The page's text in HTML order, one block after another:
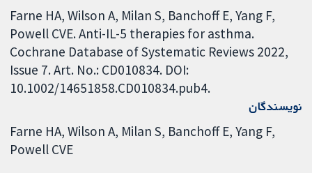
Farne HA, Wilson A, Milan S, Banchoff E, Yang F,
Powell CVE. Anti-IL-5 therapies for asthma.
Cochrane Database of Systematic Reviews 2022,
Issue 7. Art. No.: CD010834. DOI:
10.1002/14651858.CD010834.pub4.
نویسندگان
Farne HA Wilson A Milan S Banchoff E Yang F
Powell CVE